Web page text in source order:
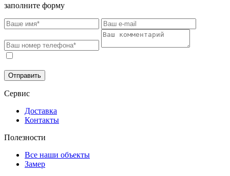
заполните форму
Отправить
Сервис
Доставка
Контакты
Полезности
Все наши объекты
Замер